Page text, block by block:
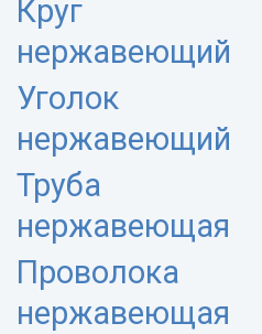
Круг
нержавеющий
Уголок
нержавеющий
Труба
нержавеющая
Проволока
нержавеющая